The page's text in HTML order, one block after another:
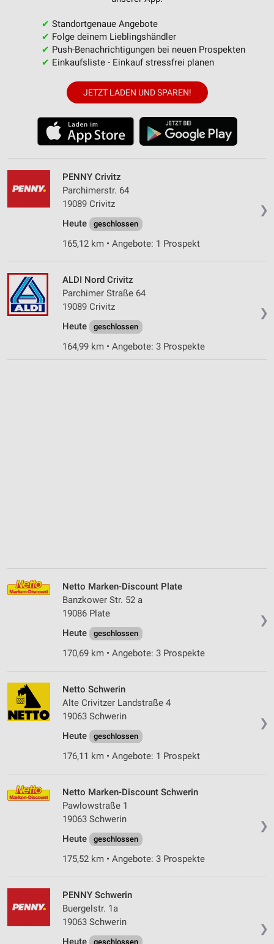
✔ Standortgenaue Angebote
✔ Folge deinem Lieblingshändler
✔ Push-Benachrichtigungen bei neuen Prospekten
✔ Einkaufsliste - Einkauf stressfrei planen
JETZT LADEN UND SPAREN!
❯
PENNY Crivitz
Parchimerstr. 64
19089 Crivitz
Heute
geschlossen
165,12 km • Angebote: 1 Prospekt
❯
ALDI Nord Crivitz
Parchimer Straße 64
19089 Crivitz
Heute
geschlossen
164,99 km • Angebote: 3 Prospekte
❯
Netto Marken-Discount Plate
Banzkower Str. 52 a
19086 Plate
Heute
geschlossen
170,69 km • Angebote: 3 Prospekte
❯
Netto Schwerin
Alte Crivitzer Landstraße 4
19063 Schwerin
Heute
geschlossen
176,11 km • Angebote: 1 Prospekt
❯
Netto Marken-Discount Schwerin
Pawlowstraße 1
19063 Schwerin
Heute
geschlossen
175,52 km • Angebote: 3 Prospekte
❯
PENNY Schwerin
Buergelstr. 1a
19063 Schwerin
Heute
geschlossen